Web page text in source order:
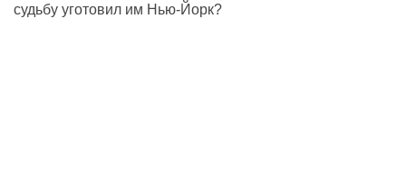
судьбу уготовил им Нью-Йорк?